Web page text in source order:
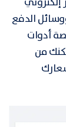
الدفع
أدوات
من